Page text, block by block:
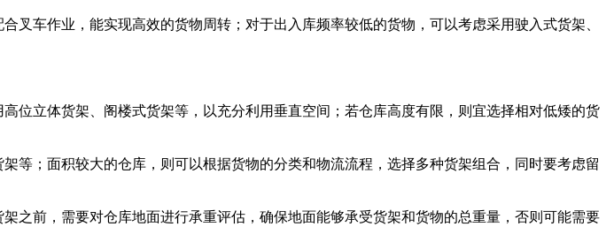
叉车作业，能实现高效的货物周转；对于出入库频率较低的货物，可以考虑采用驶入式货架、
位立体货架、阁楼式货架等，以充分利用垂直空间；若仓库高度有限，则宜选择相对低矮的货
等；面积较大的仓库，则可以根据货物的分类和物流流程，选择多种货架组合，同时要考虑留
之前，需要对仓库地面进行承重评估，确保地面能够承受货架和货物的总重量，否则可能需要